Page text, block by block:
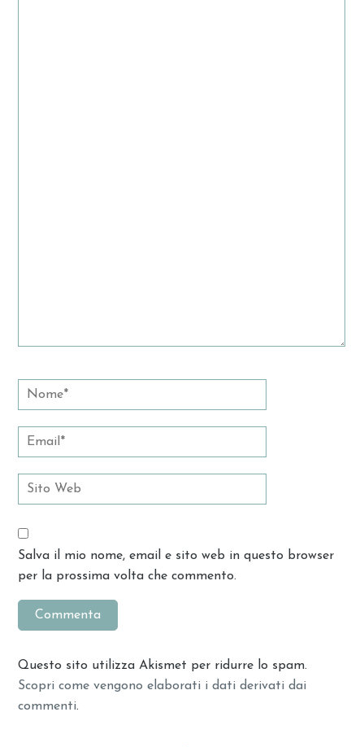
Salva il mio nome, email e sito web in questo browser
per la prossima volta che commento.
Questo sito utilizza Akismet per ridurre lo spam.
Scopri come vengono elaborati i dati derivati dai
commenti.